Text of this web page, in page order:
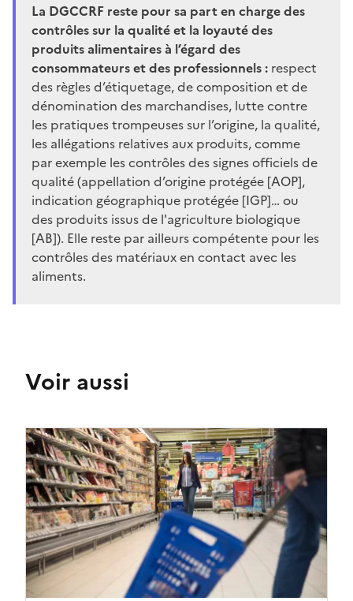
La DGCCRF reste pour sa part en charge des
contrôles sur la qualité et la loyauté des
produits alimentaires à l’égard des
consommateurs et des professionnels : respect
des règles d’étiquetage, de composition et de
dénomination des marchandises, lutte contre
les pratiques trompeuses sur l’origine, la qualité,
les allégations relatives aux produits,comme
par exemple les contrôles des signes officiels de
qualité (appellation d’origine protégée [AOP],
indication géographique protégée [IGP]… ou
des produits issus de l'agriculture biologique
[AB]). Elle reste par ailleurs compétente pour les
contrôles des matériaux en contact avec les
aliments.
Voir aussi